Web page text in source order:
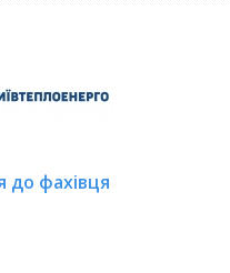
до фахівця